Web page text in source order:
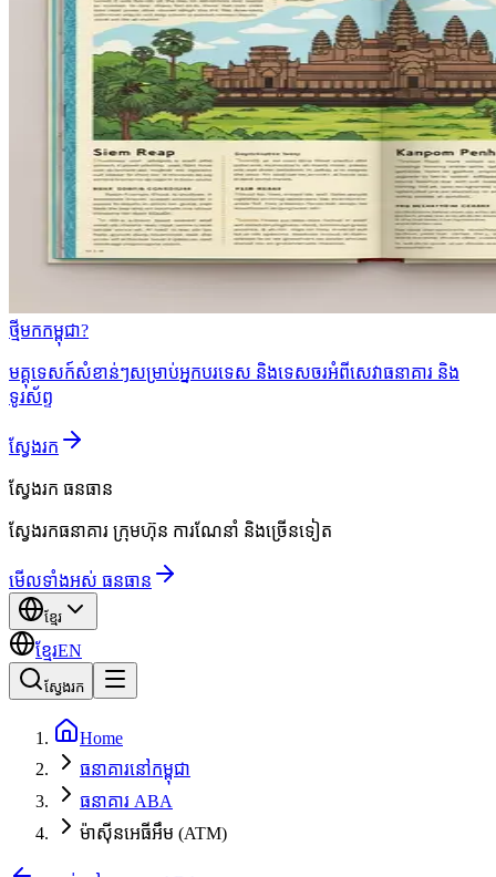
ថ្មីមកកម្ពុជា?
មគ្គុទេសក៍សំខាន់ៗសម្រាប់អ្នកបរទេស និងទេសចរអំពីសេវាធនាគារ និង
ទូរស័ព្ទ
ស្វែងរក
ស្វែងរក ធនធាន
ស្វែងរកធនាគារ ក្រុមហ៊ុន ការណែនាំ និងច្រើនទៀត
មើលទាំងអស់ ធនធាន
ខ្មែរ
ខ្មែរEN
ស្វែងរក
Home
ធនាគារនៅកម្ពុជា
ធនាគារ ABA
ម៉ាស៊ីនអេធីអឹម (ATM)